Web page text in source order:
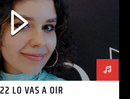
LO VAS A OÍR